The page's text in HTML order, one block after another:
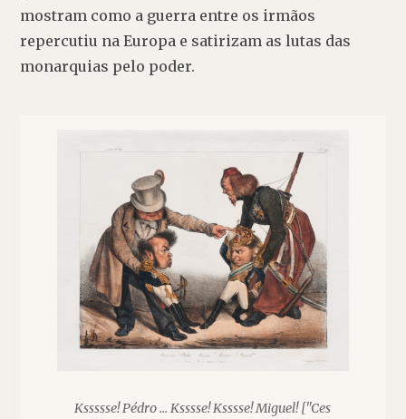
mostram como a guerra entre os irmãos
repercutiu na Europa e satirizam as lutas das
monarquias pelo poder.
Kssssse! Pédro ... Ksssse! Ksssse! Miguel! ["Ces